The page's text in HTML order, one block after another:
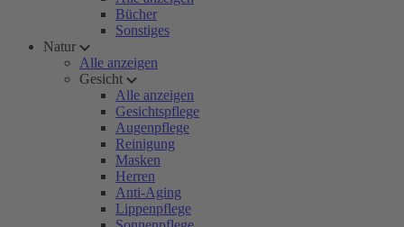
Bücher
Sonstiges
Natur
Alle anzeigen
Gesicht
Alle anzeigen
Gesichtspflege
Augenpflege
Reinigung
Masken
Herren
Anti-Aging
Lippenpflege